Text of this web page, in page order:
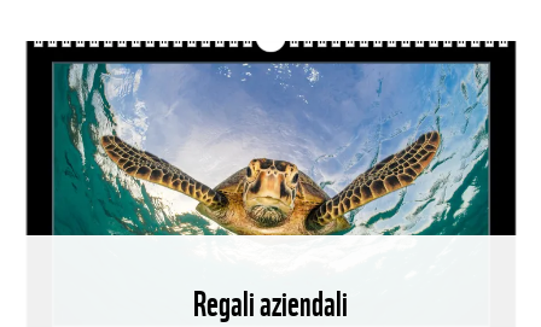
Regali aziendali